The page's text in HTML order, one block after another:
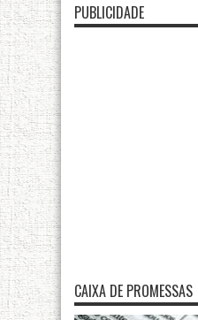
PUBLICIDADE
CAIXA DE PROMESSAS